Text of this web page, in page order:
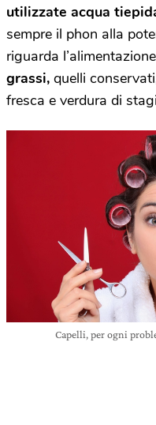
utilizzate acqua
sempre il phon alla
riguarda
grassi, quelli
fresca e verdura di
Capelli, per ogni